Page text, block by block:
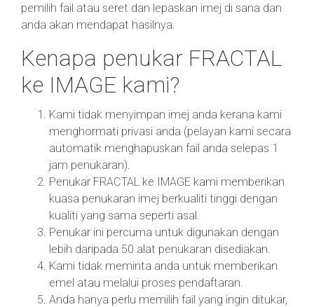
pemilih fail atau seret dan lepaskan imej di sana dan
anda akan mendapat hasilnya.
Kenapa penukar FRACTAL
ke IMAGE kami?
Kami tidak menyimpan imej anda kerana kami
menghormati privasi anda (pelayan kami secara
automatik menghapuskan fail anda selepas 1
jam penukaran).
Penukar FRACTAL ke IMAGE kami memberikan
kuasa penukaran imej berkualiti tinggi dengan
kualiti yang sama seperti asal.
Penukar ini percuma untuk digunakan dengan
lebih daripada 50 alat penukaran disediakan.
Kami tidak meminta anda untuk memberikan
emel atau melalui proses pendaftaran.
Anda hanya perlu memilih fail yang ingin ditukar,